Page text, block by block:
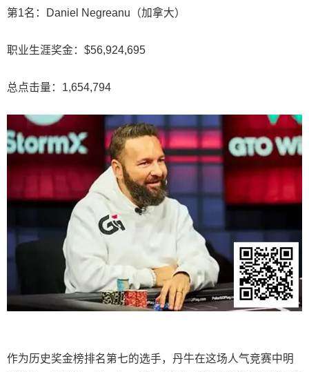
第1名：Daniel Negreanu（加拿大）
职业生涯奖金：$56,924,695
总点击量：1,654,794
作为历史奖金榜排名第七的选手，丹牛在这场人气竞赛中明